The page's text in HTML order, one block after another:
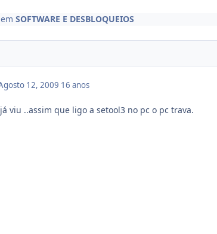
em SOFTWARE E DESBLOQUEIOS
12, 2009 16 anos
viu ..assim que ligo a setool3 no pc o pc trava.